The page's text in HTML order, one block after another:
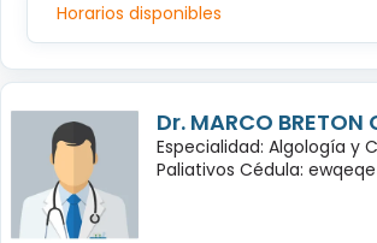
Horarios disponibles
Dr. MARCO BRETON
Especialidad: Algología y
Paliativos Cédula: ewqeqe